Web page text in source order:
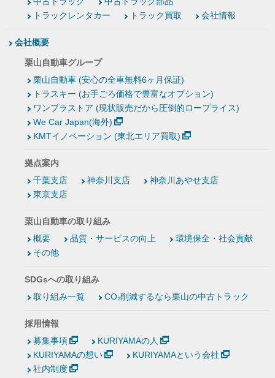
トラックレンタカー
トラック買取 会社情報
会社概要
栗山自動車グループ
栗山自動車 (安心の全車無料6ヶ月保証)
トラスキー (お手ごろ価格で豊富なオプション)
ワンプラストア (現状販売だから圧倒的ロープライス)
We Car Japan(海外)
KMTイノベーション (東北エリア買取)
拠点案内
千葉支店
神奈川支店
神奈川あやせ支店
東京支店
栗山自動車の取り組み
概要
品質・サービスの向上
環境保全・社会貢献
その他
SDGsへの取り組み
取り組み一覧
CO₂削減するなら栗山の中古トラック
採用情報
募集事項
KURIYAMAの人
KURIYAMAの想い
KURIYAMAという会社
社内制度